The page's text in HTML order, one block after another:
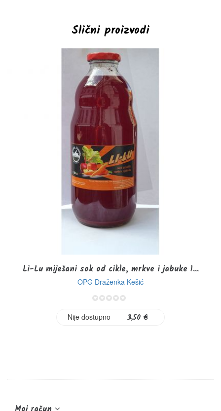
Slični proizvodi
Li-Lu miješani sok od cikle, mrkve i jabuke 1...
OPG Draženka Kešić
Nije dostupno
3,50 €